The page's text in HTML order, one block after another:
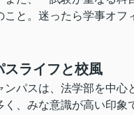
こと。迷ったら学事オ
スライフと校風
ンパスは、法学部を中
く、みな意識が高い印